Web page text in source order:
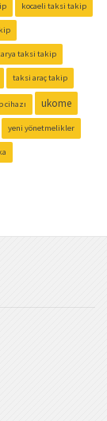
kocaeli taksi takip
taksi takip
taksi araç takip
cihazı ukome
yeni yönetmelikler